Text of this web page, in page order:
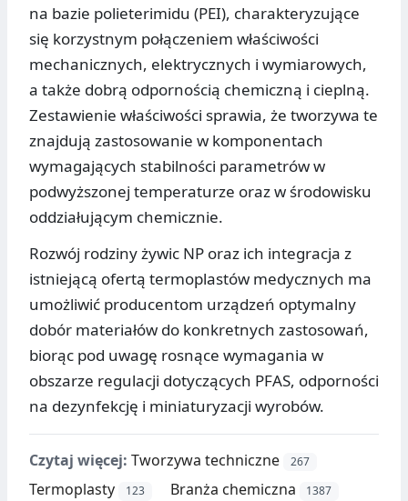
na bazie polieterimidu (PEI), charakteryzujące
się korzystnym połączeniem właściwości
mechanicznych, elektrycznych i wymiarowych,
a także dobrą odpornością chemiczną i cieplną.
Zestawienie właściwości sprawia, że tworzywa te
znajdują zastosowanie w komponentach
wymagających stabilności parametrów w
podwyższonej temperaturze oraz w środowisku
oddziałującym chemicznie.
Rozwój rodziny żywic NP oraz ich integracja z
istniejącą ofertą termoplastów medycznych ma
umożliwić producentom urządzeń optymalny
dobór materiałów do konkretnych zastosowań,
biorąc pod uwagę rosnące wymagania w
obszarze regulacji dotyczących PFAS, odporności
na dezynfekcję i miniaturyzacji wyrobów.
Czytaj więcej: Tworzywa techniczne 267
Termoplasty 123 Branża chemiczna 1387